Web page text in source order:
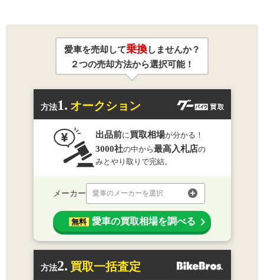
愛車を売却して乗換しませんか？
２つの売却方法から選択可能！
方法1. オークション
出品前に買取相場が分かる！
3000社の中から最高入札店の
みとやり取りで完結。
メーカー 愛車のメーカーを選択
無料 愛車の買取相場を調べる
方法2. 買取一括査定